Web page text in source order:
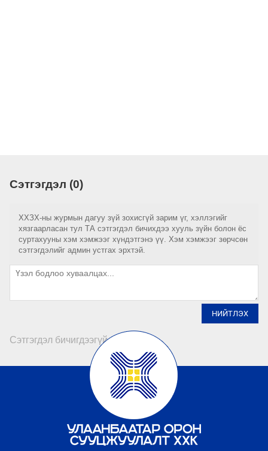
Сэтгэгдэл (0)
ХХЗХ-ны журмын дагуу зүй зохисгүй зарим үг, хэллэгийг
хязгаарласан тул ТА сэтгэгдэл бичихдээ хууль зүйн болон ёс
суртахууны хэм хэмжээг хүндэтгэнэ үү. Хэм хэмжээг зөрчсөн
сэтгэгдэлийг админ устгах эрхтэй.
НИЙТЛЭХ
Сэтгэгдэл бичигдээгүй байна